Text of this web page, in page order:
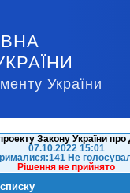
України
Закону України
07.10.2022 15:01
Не
Рішення не прийнято